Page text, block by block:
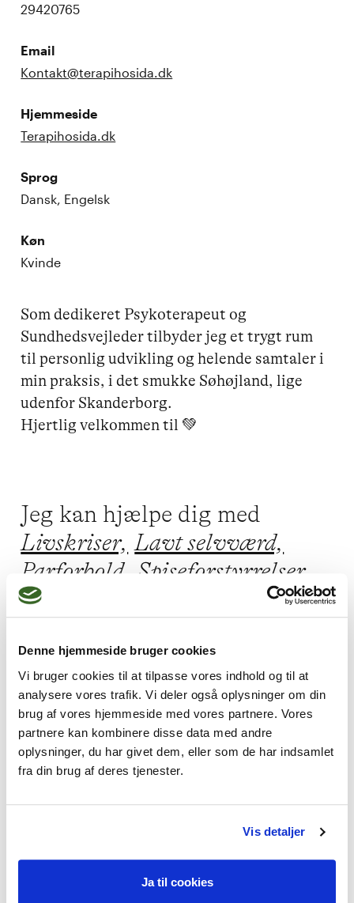
Denne hjemmeside bruger cookies
Vi bruger cookies til at tilpasse vores indhold og til at
analysere vores trafik. Vi deler også oplysninger om din
brug af vores hjemmeside med vores partnere. Vores
partnere kan kombinere disse data med andre
oplysninger, du har givet dem, eller som de har indsamlet
fra din brug af deres tjenester.
Vis detaljer
Ja til cookies
29420765
Email
Kontakt@terapihosida.dk
Hjemmeside
Terapihosida.dk
Sprog
Dansk, Engelsk
Køn
Kvinde
Som dedikeret Psykoterapeut og
Sundhedsvejleder tilbyder jeg et trygt rum
til personlig udvikling og helende samtaler i
min praksis, i det smukke Søhøjland, lige
udenfor Skanderborg.
Hjertlig velkommen til 💚
Jeg kan hjælpe dig med
Livskriser, Lavt selvværd,
Parforhold, Spiseforstyrrelser,
Skam og skyld
Jeg praktiserer følgende
terapiformer
Integral terapi,
NLP psykoterapi,
Emotionsfokuseret terapi,